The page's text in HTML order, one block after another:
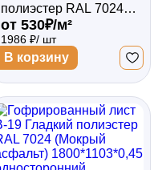
полиэстер RAL 7024
(Мокрый асфальт)
3000*1103*0,5
односторонний
от 530₽/м²
1986 ₽/ шт
В корзину